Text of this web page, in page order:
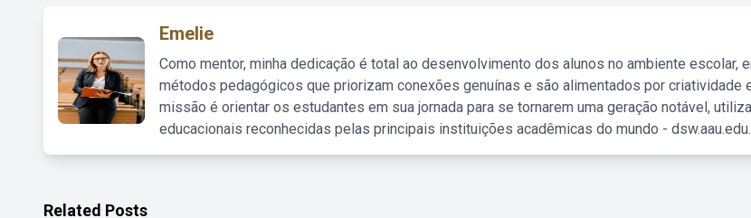
Emelie
Como mentor, minha dedicação é total ao desenvolvimento dos alunos no ambiente escolar,
métodos pedagógicos que priorizam conexões genuínas e são alimentados por criatividade
missão é orientar os estudantes em sua jornada para se tornarem uma geração notável,
educacionais reconhecidas pelas principais instituições acadêmicas do mundo -
Related Posts